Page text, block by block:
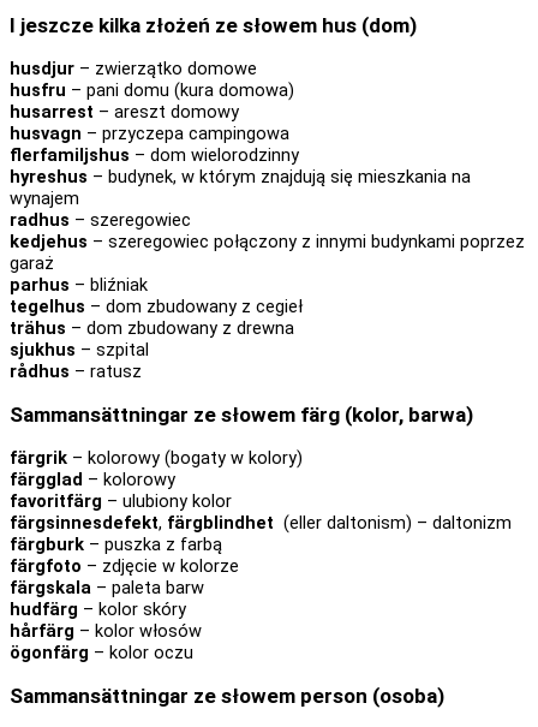
I jeszcze kilka złożeń ze słowem hus (dom)
husdjur – zwierzątko domowe
husfru – pani domu (kura domowa)
husarrest – areszt domowy
husvagn – przyczepa campingowa
flerfamiljshus – dom wielorodzinny
hyreshus – budynek, w którym znajdują się mieszkania na
wynajem
radhus – szeregowiec
kedjehus – szeregowiec połączony z innymi budynkami poprzez
garaż
parhus – bliźniak
tegelhus – dom zbudowany z cegieł
trähus – dom zbudowany z drewna
sjukhus – szpital
rådhus – ratusz
Sammansättningar ze słowem färg (kolor, barwa)
färgrik – kolorowy (bogaty w kolory)
färgglad – kolorowy
favoritfärg – ulubiony kolor
färgsinnesdefekt, färgblindhet (eller daltonism) – daltonizm
färgburk – puszka z farbą
färgfoto – zdjęcie w kolorze
färgskala – paleta barw
hudfärg – kolor skóry
hårfärg – kolor włosów
ögonfärg – kolor oczu
Sammansättningar ze słowem person (osoba)